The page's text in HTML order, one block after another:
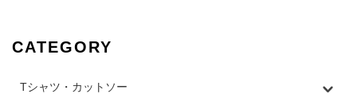
CATEGORY
Tシャツ・カットソー